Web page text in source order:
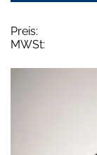
Preis:
MWSt: